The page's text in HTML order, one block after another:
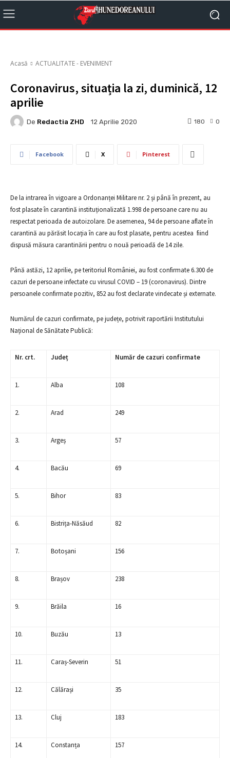
Acasă ACTUALITATE - EVENIMENT
Coronavirus, situația la zi, duminică, 12
aprilie
De Redactia ZHD 12 Aprilie 2020 0
180
Facebook X Pinterest
De la intrarea în vigoare a Ordonanței Militare nr. 2 și până în prezent, au
fost plasate în carantină instituționalizată 1.998 de persoane care nu au
respectat perioada de autoizolare. De asemenea, 94 de persoane aflate în
carantină au părăsit locația în care au fost plasate, pentru acestea fiind
dispusă măsura carantinării pentru o nouă perioadă de 14 zile.
Până astăzi, 12 aprilie, pe teritoriul României, au fost confirmate 6.300 de
cazuri de persoane infectate cu virusul COVID – 19 (coronavirus). Dintre
persoanele confirmate pozitiv, 852 au fost declarate vindecate și externate.
Numărul de cazuri confirmate, pe județe, potrivit raportării Institutului
Național de Sănătate Publică:
Nr. crt. Județ Număr de cazuri confirmate
1. Alba 108
2. Arad 249
3. Argeș 57
4. Bacău 69
5. Bihor 83
6. Bistrița-Năsăud 82
7. Botoșani 156
8. Brașov 238
9. Brăila 16
10. Buzău 13
11. Caraș-Severin 51
12. Călărași 35
13. Cluj 183
14. Constanța 157